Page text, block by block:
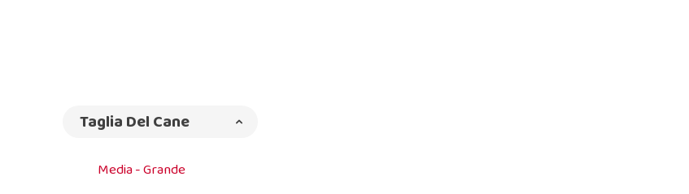
Taglia Del Cane
Media - Grande